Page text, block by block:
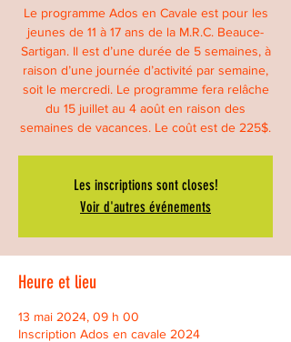
Le programme Ados en Cavale est pour les
jeunes de 11 à 17 ans de la M.R.C. Beauce-
Sartigan. Il est d’une durée de 5 semaines, à
raison d’une journée d’activité par semaine,
soit le mercredi. Le programme fera relâche
du 15 juillet au 4 août en raison des
semaines de vacances. Le coût est de 225$.
Les inscriptions sont closes!
Voir d'autres événements
Heure et lieu
13 mai 2024, 09 h 00
Inscription Ados en cavale 2024